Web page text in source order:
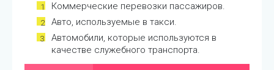
Коммерческие перевозки пассажиров.
Авто, используемые в такси.
Автомобили, которые используются в
качестве служебного транспорта.